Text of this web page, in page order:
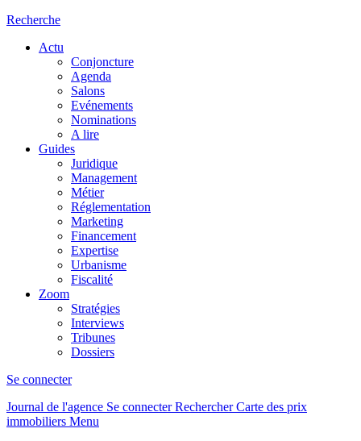
Recherche
Actu
Conjoncture
Agenda
Salons
Evénements
Nominations
A lire
Guides
Juridique
Management
Métier
Réglementation
Marketing
Financement
Expertise
Urbanisme
Fiscalité
Zoom
Stratégies
Interviews
Tribunes
Dossiers
Se connecter
Journal de l'agence Se connecterRechercher Carte des prix
immobiliers Menu